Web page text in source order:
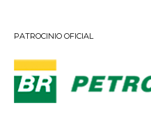
PATROCINIO OFICIAL